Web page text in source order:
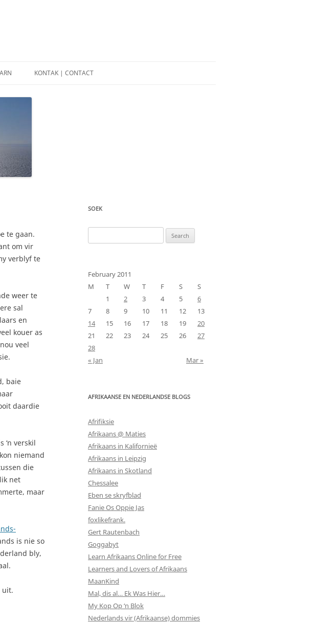
KONTAK | CONTACT
te gaan.
om vir
verblyf te
weer te
sal
en
kouer as
veel
baie
daardie
‘n verskil
niemand
die
net
maar
is nie so
bly,
uit.
SOEK
for:
February 2011
M
T W T F S
S
1
2 3 4 5
6
7
8 9 10 11 12
13
14
15 16 17 18 19
20
21
22 23 24 25 26
27
28
« Jan
Mar »
AFRIKAANSE EN NEDERLANDSE BLOGS
Afrifiksie
Afrikaans @ Maties
Afrikaans in Kalifornieë
Afrikaans in Leipzig
Afrikaans in Skotland
Chessalee
Eben se skryfblad
Fanie Os Oppie Jas
foxlikefrank.
Gert Rautenbach
Goggabyt
Learn Afrikaans Online for Free
Learners and Lovers of Afrikaans
MaanKind
Mal, dis al… Ek Was Hier…
My Kop Op ‘n Blok
Nederlands vir (Afrikaanse) dommies